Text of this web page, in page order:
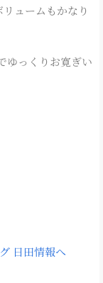
ュームもかなり
ゆっくりお寛ぎい